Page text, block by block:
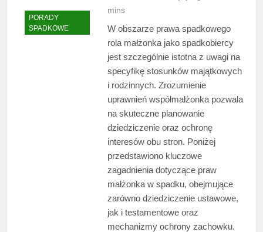
PORADY
SPADKOWE
mins
W obszarze prawa spadkowego
rola małżonka jako spadkobiercy
jest szczególnie istotna z uwagi na
specyfikę stosunków majątkowych
i rodzinnych. Zrozumienie
uprawnień współmałżonka pozwala
na skuteczne planowanie
dziedziczenie oraz ochronę
interesów obu stron. Poniżej
przedstawiono kluczowe
zagadnienia dotyczące praw
małżonka w spadku, obejmujące
zarówno dziedziczenie ustawowe,
jak i testamentowe oraz
mechanizmy ochrony zachowku.